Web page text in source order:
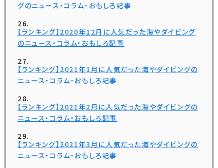
グのニュース・コラム・おもしろ記事
【ランキング】2020年12月に人気だった海やダイビング
のニュース・コラム・おもしろ記事
【ランキング】2021年1月に人気だった海やダイビングの
ニュース・コラム・おもしろ記事
【ランキング】2021年2月に人気だった海やダイビングの
ニュース・コラム・おもしろ記事
【ランキング】2021年3月に人気だった海やダイビングの
ニュース・コラム・おもしろ記事